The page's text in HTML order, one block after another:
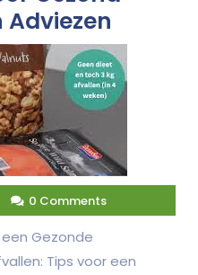
Adviezen
0 Comments
Gezonde
Tips voor een